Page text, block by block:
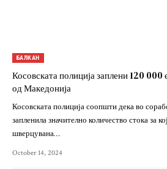
БАЛКАН
Косовската полиција заплени 120
од Македонија
Косовската полиција соопшти дека во
запленила значително количество стока за
шверцувана…
October 14, 2024